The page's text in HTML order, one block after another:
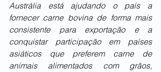
Austrália está ajudando o país a
fornecer carne bovina de forma mais
consistente para exportação e a
conquistar participação em países
asiáticos que preferem carne de
animais alimentados com grãos,